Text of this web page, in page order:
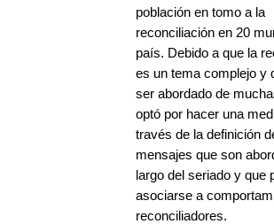
población en tomo a la
reconciliación en 20
país. Debido a que la
es un tema complejo y
ser abordado de
optó por hacer una
través de la definición
mensajes que son
largo del seriado y que
asociarse a
reconciliadores.